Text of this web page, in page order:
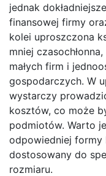
jednak
finansowej firmy
kolei uproszczona
mniej
małych firm i
gospodarczych. W
wystarczy
kosztów, co może
podmiotów. Warto
odpowiedniej formy
dostosowany do
rozmiaru.